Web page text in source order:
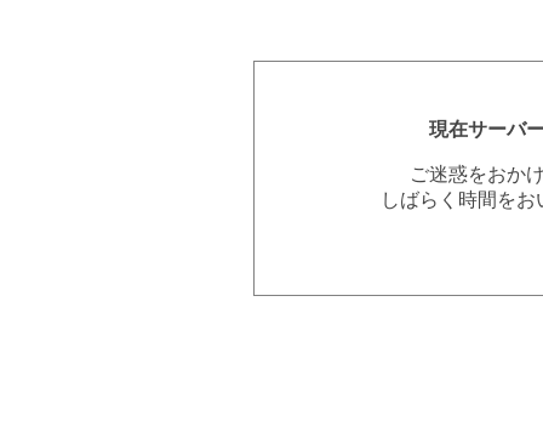
現在サーバ
ご迷惑をおか
しばらく時間を